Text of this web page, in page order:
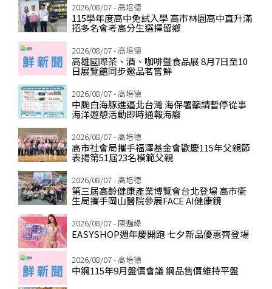
2026/08/07 - 高培德
115學年度高中免試入學 高市林園高中直升滿
招多名會考高分生選擇留鄉
2026/08/07 - 高培德
高雄國際茶、酒、咖啡暨食品展 8月7日至10
日展覽館同步邀品茗嘗鮮
2026/08/07 - 高培德
中颱白海豚進逼北台灣 海保署籲請暫停從事
海洋遊憩活動即時通報海廢
2026/08/07 - 高培德
高市社會局攜手福澤基金會歡慶115年父親節
表揚第51屆23名模範父親
2026/08/07 - 高培德
第三屆高齡健康產業博覽會台北登場 高市衛
生局攜手岡山醫院參展FACE AI健康鏡
2026/08/07 - 陳遍綠
EASYSHOP週年慶開跑 七夕新品優惠齊登場
2026/08/07 - 高培德
中鋼115年9月盤價會議 鋼品售價維持平盤